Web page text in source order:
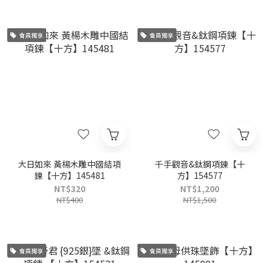
會員獨享
大日如來 黃楊木雕中國結項
鍊【十方】145481
NT$320
NT$400
會員獨享
千手觀音&鈦鋼項鍊【十
方】154577
NT$1,200
NT$1,500
會員獨享 會員獨享